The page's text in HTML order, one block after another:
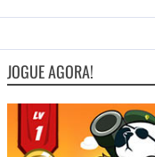
JOGUE AGORA!